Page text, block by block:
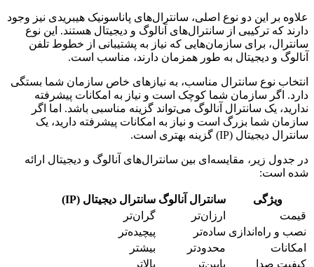
علاوه بر این دو نوع اصلی، سانترال‌های پاناسونیک هیبریدی نیز وجود
دارند که ترکیبی از سانترال‌های آنالوگ و دیجیتال هستند. این نوع
سانترال، برای سازمان‌هایی که نیاز به پشتیبانی از خطوط تلفن
آنالوگ و دیجیتال به طور همزمان دارند، مناسب است.
انتخاب نوع سانترال مناسب، به نیازهای خاص سازمان شما بستگی
دارد. اگر سازمان شما کوچک است و نیاز به امکانات پیشرفته
ندارید، یک سانترال آنالوگ می‌تواند گزینه مناسبی باشد. اما اگر
سازمان شما بزرگ است و نیاز به امکانات پیشرفته دارید، یک
سانترال دیجیتال (IP) گزینه بهتری است.
در جدول زیر، مقایسه‌ای بین سانترال‌های آنالوگ و دیجیتال ارائه
شده است:
ویژگی سانترال آنالوگ سانترال دیجیتال (IP)
قیمت
ارزان‌تر
گران‌تر
نصب و راه‌اندازی ساده‌تر
پیچیده‌تر
امکانات
محدودتر
بیشتر
کیفیت صدا
پایین‌تر بالاتر